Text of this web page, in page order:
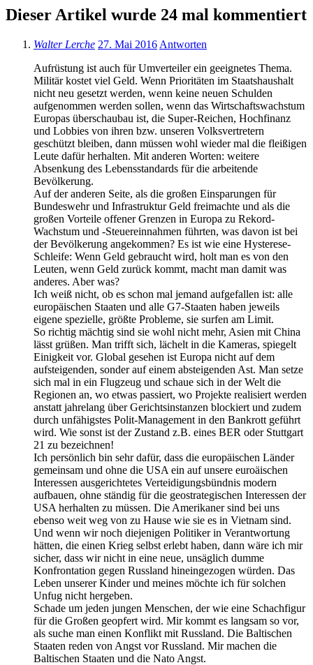
Dieser Artikel wurde 24 mal kommentiert
Walter Lerche 27. Mai 2016 Antworten
Aufrüstung ist auch für Umverteiler ein geeignetes Thema.
Militär kostet viel Geld. Wenn Prioritäten im Staatshaushalt
nicht neu gesetzt werden, wenn keine neuen Schulden
aufgenommen werden sollen, wenn das Wirtschaftswachstum
Europas überschaubau ist, die Super-Reichen, Hochfinanz
und Lobbies von ihren bzw. unseren Volksvertretern
geschützt bleiben, dann müssen wohl wieder mal die fleißigen
Leute dafür herhalten. Mit anderen Worten: weitere
Absenkung des Lebensstandards für die arbeitende
Bevölkerung.
Auf der anderen Seite, als die großen Einsparungen für
Bundeswehr und Infrastruktur Geld freimachte und als die
großen Vorteile offener Grenzen in Europa zu Rekord-
Wachstum und -Steuereinnahmen führten, was davon ist bei
der Bevölkerung angekommen? Es ist wie eine Hysterese-
Schleife: Wenn Geld gebraucht wird, holt man es von den
Leuten, wenn Geld zurück kommt, macht man damit was
anderes. Aber was?
Ich weiß nicht, ob es schon mal jemand aufgefallen ist: alle
europäischen Staaten und alle G7-Staaten haben jeweils
eigene spezielle, größte Probleme, sie surfen am Limit.
So richtig mächtig sind sie wohl nicht mehr, Asien mit China
lässt grüßen. Man trifft sich, lächelt in die Kameras, spiegelt
Einigkeit vor. Global gesehen ist Europa nicht auf dem
aufsteigenden, sonder auf einem absteigenden Ast. Man setze
sich mal in ein Flugzeug und schaue sich in der Welt die
Regionen an, wo etwas passiert, wo Projekte realisiert werden
anstatt jahrelang über Gerichtsinstanzen blockiert und zudem
durch unfähigstes Polit-Management in den Bankrott geführt
wird. Wie sonst ist der Zustand z.B. eines BER oder Stuttgart
21 zu bezeichnen!
Ich persönlich bin sehr dafür, dass die europäischen Länder
gemeinsam und ohne die USA ein auf unsere euroäischen
Interessen ausgerichtetes Verteidigungsbündnis modern
aufbauen, ohne ständig für die geostrategischen Interessen der
USA herhalten zu müssen. Die Amerikaner sind bei uns
ebenso weit weg von zu Hause wie sie es in Vietnam sind.
Und wenn wir noch diejenigen Politiker in Verantwortung
hätten, die einen Krieg selbst erlebt haben, dann wäre ich mir
sicher, dass wir nicht in eine neue, unsäglich dumme
Konfrontation gegen Russland hineingezogen würden. Das
Leben unserer Kinder und meines möchte ich für solchen
Unfug nicht hergeben.
Schade um jeden jungen Menschen, der wie eine Schachfigur
für die Großen geopfert wird. Mir kommt es langsam so vor,
als suche man einen Konflikt mit Russland. Die Baltischen
Staaten reden von Angst vor Russland. Mir machen die
Baltischen Staaten und die Nato Angst.